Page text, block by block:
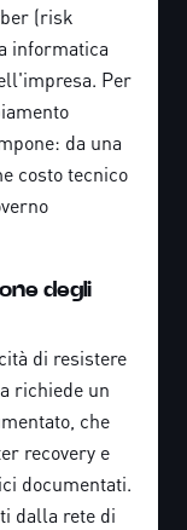
(risk
informatica
Per
da una
costo tecnico
degli
di resistere
richiede un
che
recovery e
documentati.
dalla rete di